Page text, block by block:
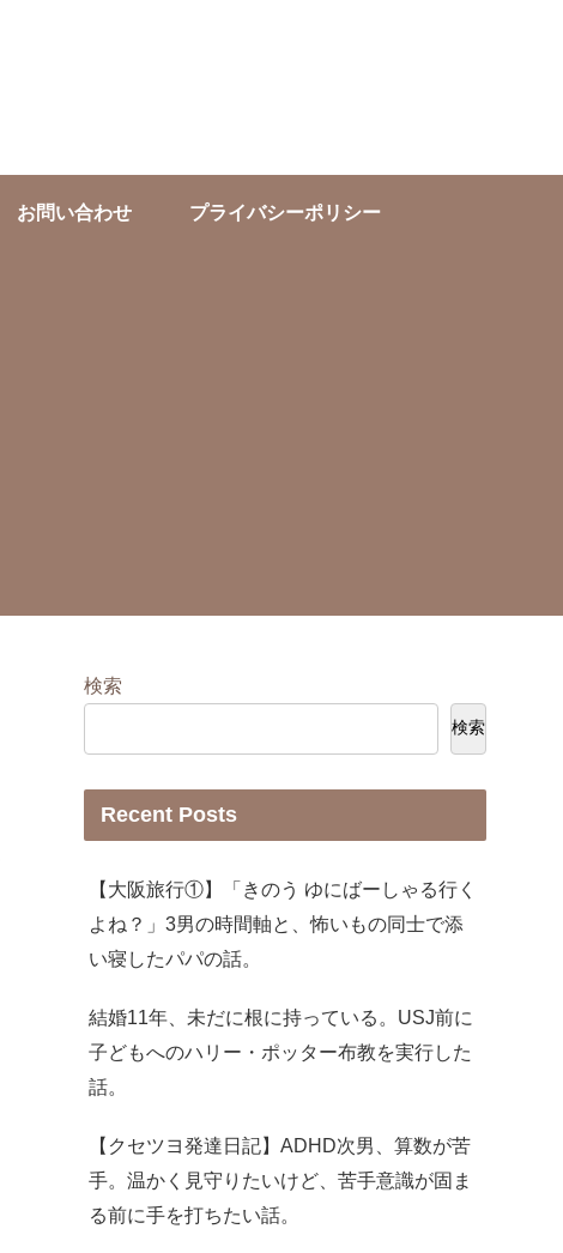
お問い合わせ プライバシーポリシー
検索
検索
Recent Posts
【大阪旅行①】「きのう ゆにばーしゃる行く
よね？」3男の時間軸と、怖いもの同士で添
い寝したパパの話。
結婚11年、未だに根に持っている。USJ前に
子どもへのハリー・ポッター布教を実行した
話。
【クセツヨ発達日記】ADHD次男、算数が苦
手。温かく見守りたいけど、苦手意識が固ま
る前に手を打ちたい話。